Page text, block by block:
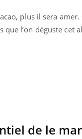
plus il sera
l’on déguste
de le